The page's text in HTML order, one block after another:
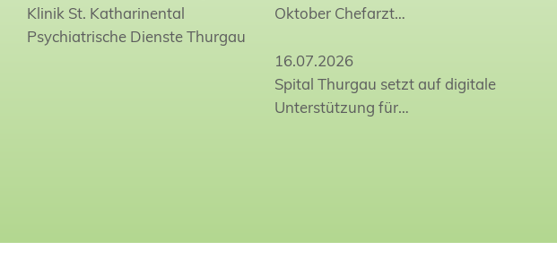
Klinik St. Katharinental
Psychiatrische Dienste Thurgau
Oktober Chefarzt…
16.07.2026
Spital Thurgau setzt auf digitale
Unterstützung für…